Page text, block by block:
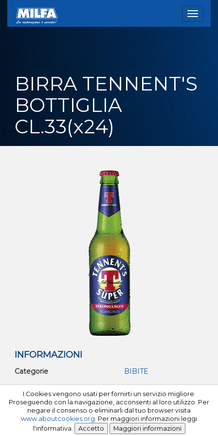
Toggle
BIRRA TENNENT'S
BOTTIGLIA
CL.33(x24)
INFORMAZIONI
Categorie BIBITE
©Tutti i diritti riservati 2026 Milfa C.F e P.I. 02534080102
Privacy policyPowered byTech S.r.l.
I Cookies vengono usati per fornirti un servizio migliore.
Proseguendo con la navigazione, acconsenti al loro utilizzo. Per
negare il consenso o eliminarli dal tuo browser visita
www.aboutcookies.org. Per maggiori informazioni leggi
l'informativa.